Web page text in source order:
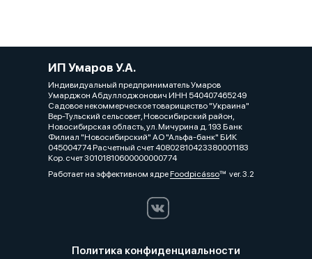
ИП Умаров У.А.
Индивидуальный предприниматель Умаров
Умарджон Абдуллоджонович ИНН 540407465249
Садовое некоммерческое товарищество "Украина"
Вер-Тульский сельсовет, Новосибирский район,
Новосибирская область, ул. Мичурина д. 193 Банк
Филиал "Новосибирский" АО "Альфа-банк" БИК
045004774 Расчетный счет 40802810423380001183
Кор. счет 30101810600000000774
Работает на эффективном ядреFoodpicássover. 3.2
Политика конфиденциальности